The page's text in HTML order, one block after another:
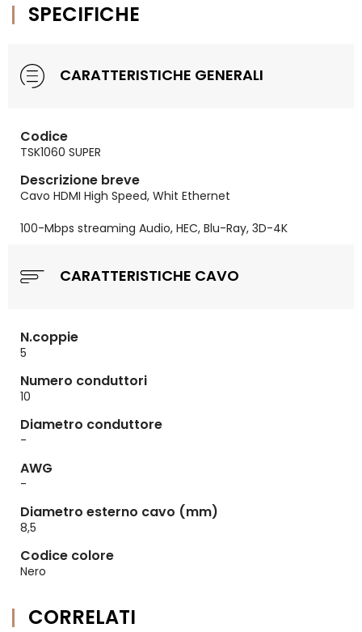
SPECIFICHE
CARATTERISTICHE GENERALI
Codice
TSK1060 SUPER
Descrizione breve
Cavo HDMI High Speed, Whit Ethernet
100-Mbps streaming Audio, HEC, Blu-Ray, 3D-4K
CARATTERISTICHE CAVO
N.coppie
5
Numero conduttori
10
Diametro conduttore
-
AWG
-
Diametro esterno cavo (mm)
8,5
Codice colore
Nero
CORRELATI